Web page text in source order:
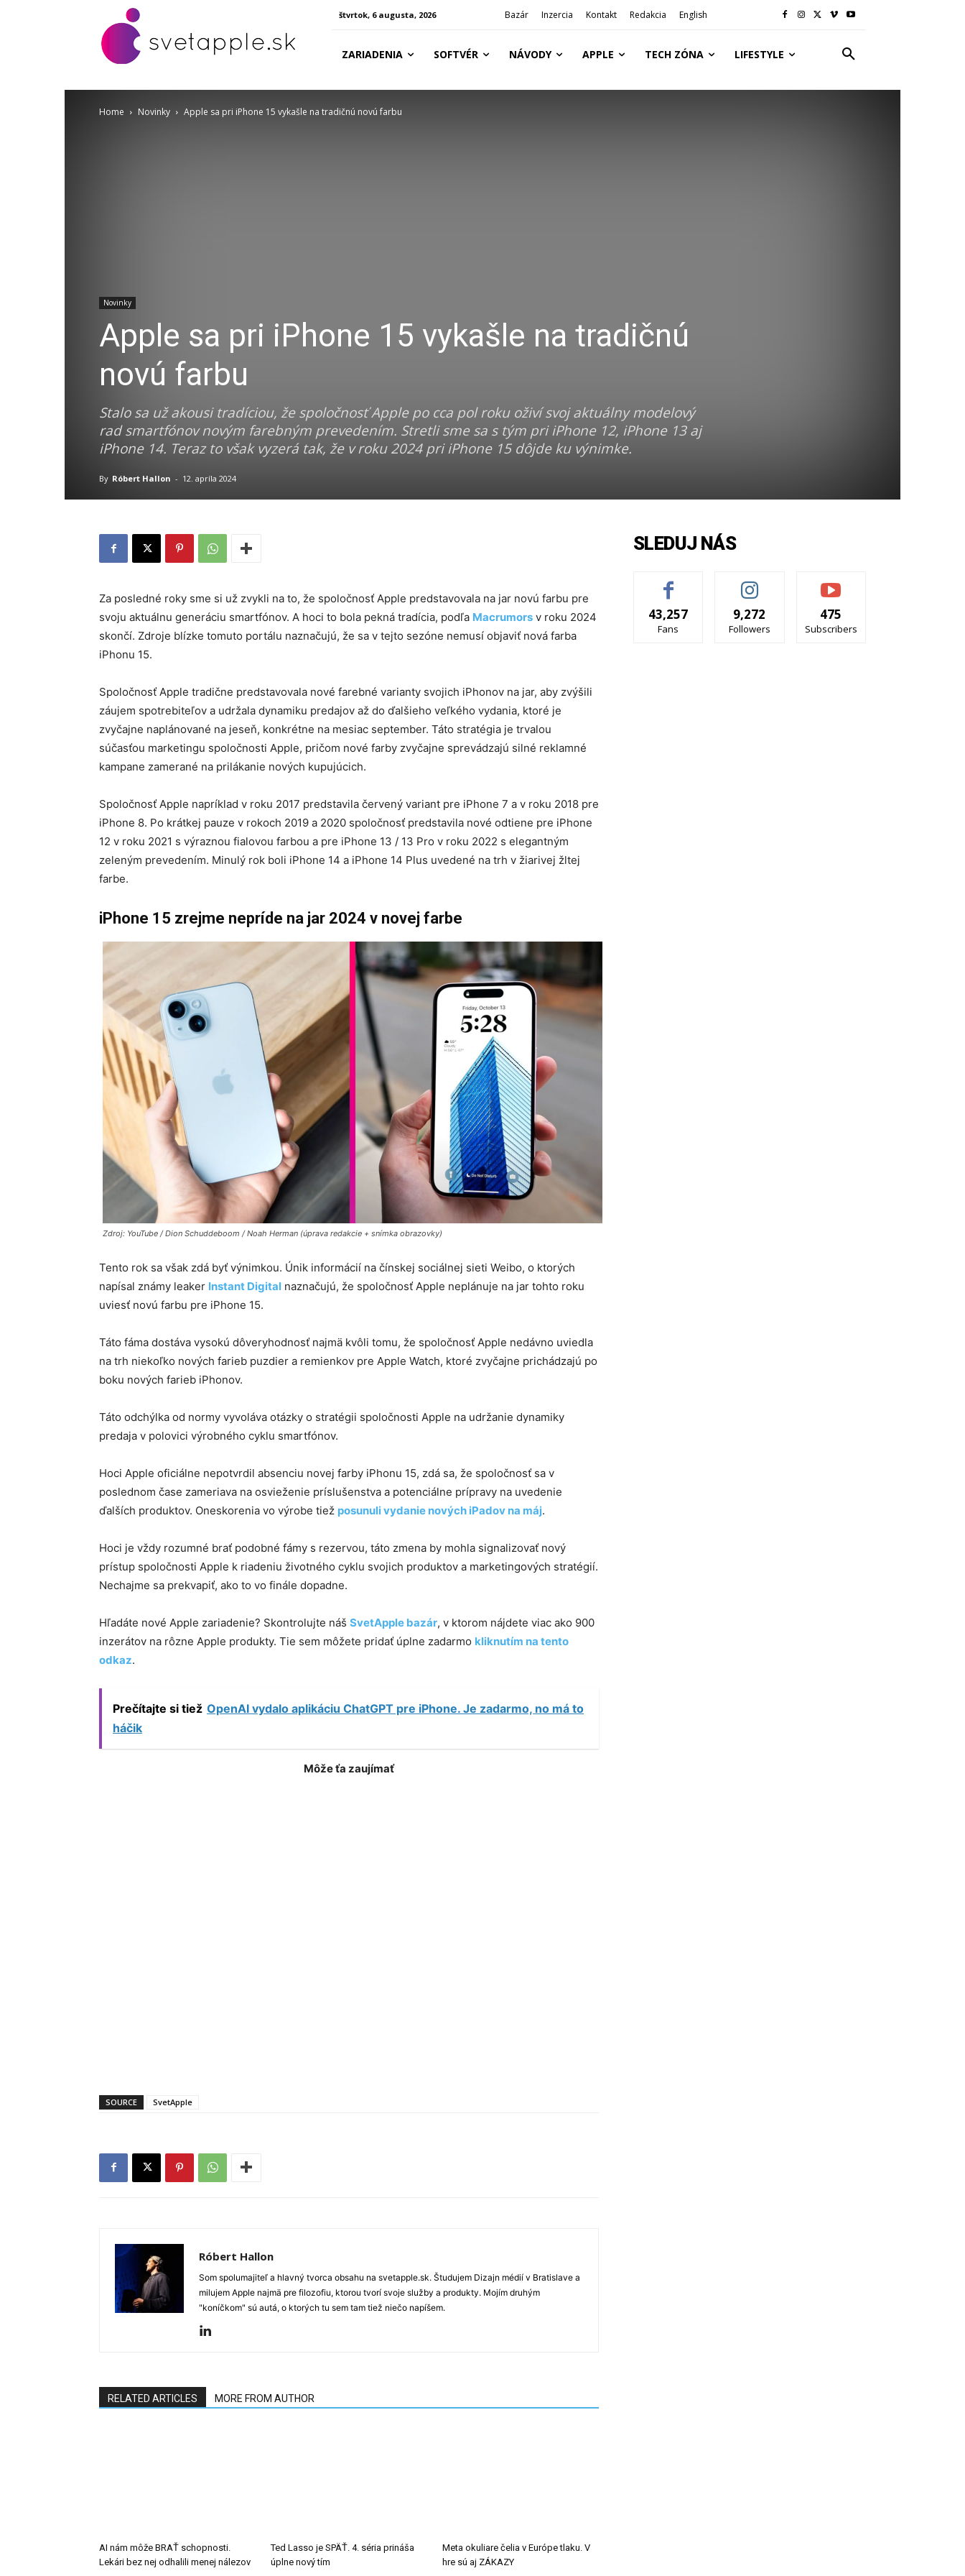
štvrtok, 6 augusta, 2026 Bazár Inzercia Kontakt Redakcia English
ZARIADENIA SOFTVÉR NÁVODY APPLE TECH ZÓNA LIFESTYLE
Home Novinky Apple sa pri iPhone 15 vykašle na tradičnú novú farbu
Novinky
Apple sa pri iPhone 15 vykašle na tradičnú
novú farbu
Stalo sa už akousi tradíciou, že spoločnosť Apple po cca pol roku oživí svoj aktuálny modelový
rad smartfónov novým farebným prevedením. Stretli sme sa s tým pri iPhone 12, iPhone 13 aj
iPhone 14. Teraz to však vyzerá tak, že v roku 2024 pri iPhone 15 dôjde ku výnimke.
By Róbert Hallon - 12. apríla 2024
Za posledné roky sme si už zvykli na to, že spoločnosť Apple predstavovala na jar novú farbu pre
svoju aktuálnu generáciu smartfónov. A hoci to bola pekná tradícia, podľa Macrumors v roku 2024
skončí. Zdroje blízke tomuto portálu naznačujú, že sa v tejto sezóne nemusí objaviť nová farba
iPhonu 15.
Spoločnosť Apple tradične predstavovala nové farebné varianty svojich iPhonov na jar, aby zvýšili
záujem spotrebiteľov a udržala dynamiku predajov až do ďalšieho veľkého vydania, ktoré je
zvyčajne naplánované na jeseň, konkrétne na mesiac september. Táto stratégia je trvalou
súčasťou marketingu spoločnosti Apple, pričom nové farby zvyčajne sprevádzajú silné reklamné
kampane zamerané na prilákanie nových kupujúcich.
Spoločnosť Apple napríklad v roku 2017 predstavila červený variant pre iPhone 7 a v roku 2018 pre
iPhone 8. Po krátkej pauze v rokoch 2019 a 2020 spoločnosť predstavila nové odtiene pre iPhone
12 v roku 2021 s výraznou fialovou farbou a pre iPhone 13 / 13 Pro v roku 2022 s elegantným
zeleným prevedením. Minulý rok boli iPhone 14 a iPhone 14 Plus uvedené na trh v žiarivej žltej
farbe.
iPhone 15 zrejme nepríde na jar 2024 v novej farbe
Zdroj: YouTube / Dion Schuddeboom / Noah Herman (úprava redakcie + snímka obrazovky)
Tento rok sa však zdá byť výnimkou. Únik informácií na čínskej sociálnej sieti Weibo, o ktorých
napísal známy leaker Instant Digital naznačujú, že spoločnosť Apple neplánuje na jar tohto roku
uviesť novú farbu pre iPhone 15.
Táto fáma dostáva vysokú dôveryhodnosť najmä kvôli tomu, že spoločnosť Apple nedávno uviedla
na trh niekoľko nových farieb puzdier a remienkov pre Apple Watch, ktoré zvyčajne prichádzajú po
boku nových farieb iPhonov.
Táto odchýlka od normy vyvoláva otázky o stratégii spoločnosti Apple na udržanie dynamiky
predaja v polovici výrobného cyklu smartfónov.
Hoci Apple oficiálne nepotvrdil absenciu novej farby iPhonu 15, zdá sa, že spoločnosť sa v
poslednom čase zameriava na osvieženie príslušenstva a potenciálne prípravy na uvedenie
ďalších produktov. Oneskorenia vo výrobe tiež posunuli vydanie nových iPadov na máj.
Hoci je vždy rozumné brať podobné fámy s rezervou, táto zmena by mohla signalizovať nový
prístup spoločnosti Apple k riadeniu životného cyklu svojich produktov a marketingových stratégií.
Nechajme sa prekvapiť, ako to vo finále dopadne.
Hľadáte nové Apple zariadenie? Skontrolujte náš SvetApple bazár, v ktorom nájdete viac ako 900
inzerátov na rôzne Apple produkty. Tie sem môžete pridať úplne zadarmo kliknutím na tento
odkaz.
Prečítajte si tiež OpenAI vydalo aplikáciu ChatGPT pre iPhone. Je zadarmo, no má to
háčik
Môže ťa zaujímať
SOURCE SvetApple
Róbert Hallon
Som spolumajiteľ a hlavný tvorca obsahu na svetapple.sk. Študujem Dizajn médií v Bratislave a
milujem Apple najmä pre filozofiu, ktorou tvorí svoje služby a produkty. Mojím druhým
"koníčkom" sú autá, o ktorých tu sem tam tiež niečo napíšem.
RELATED ARTICLES MORE FROM AUTHOR
AI nám môže BRAŤ schopnosti.
Lekári bez nej odhalili menej nálezov
Ted Lasso je SPÄŤ. 4. séria prináša
úplne nový tím
Meta okuliare čelia v Európe tlaku. V
hre sú aj ZÁKAZY
SLEDUJ NÁS
43,257
Fans
9,272
Followers
475
Subscribers